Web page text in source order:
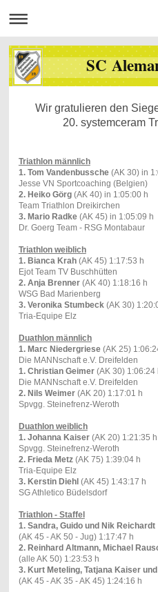
SC
Wir gratulieren den
20. systemceram
Triathlon männlich
1. Tom Vandenbussche(AK 30) in
Jesse VN Sportcoaching (Belgien)
2. Heiko Görg(AK 40) in 1:05:00 h
Team Triathlon Dreikirchen
3. Mario Radke(AK 45) in 1:05:09 h
Dr. Goerg Team - RSG Montabaur
Triathlon weiblich
1. Bianca Krah(AK 45) 1:17:53 h
Ejot Team TV Buschhütten
2. Anja Brenner(AK 40) 1:18:16 h
WSG Bad Marienberg
3. Veronika Stumbeck(AK 30)
Tria-Equipe Elz
Duathlon männlich
1. Marc Niedergriese(AK 25)
Die MANNschaft e.V. Dreifelden
1. Christian Geimer(AK 30) 1:06:24
Die MANNschaft e.V. Dreifelden
2. Nils Weimer(AK 20) 1:17:01 h
Spvgg. Steinefrenz-Weroth
Duathlon weiblich
1. Johanna Kaiser(AK 20) 1:21:35 h
Spvgg. Steinefrenz-Weroth
2. Frieda Metz(AK 75) 1:39:04 h
Tria-Equipe Elz
3. Kerstin Diehl(AK 45) 1:43:17 h
SG Athletico Büdelsdorf
Triathlon - Staffel
1. Sandra, Guido und Nik Reichardt
(AK 45 - AK 50 - Jug) 1:17:47 h
2. Reinhard Altmann, Michael
(alle AK 50) 1:23:53 h
3. Kurt Meteling, Tatjana Kaiser
(AK 45 - AK 35 - AK 45) 1:24:16 h